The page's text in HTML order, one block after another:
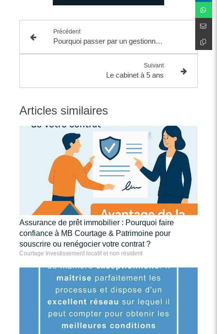
Précédent
Pourquoi passer par un gestionnaire de patrimoine
Suivant
Le cabinet à 5 ans
Articles similaires
Assurance de prêt immobilier : Pourquoi faire
confiance à MB Courtage & Patrimoine pour
souscrire ou renégocier votre contrat ?
Courtage Investissement locatif et non résident